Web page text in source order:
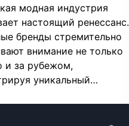
модная индустрия
настоящий ренессанс.
бренды стремительно
внимание не только
и за рубежом,
уникальный…